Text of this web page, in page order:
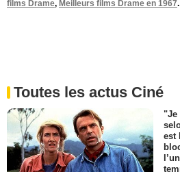
films Drame, Meilleurs films Drame en 1967.
Toutes les actus Ciné
"Je
est